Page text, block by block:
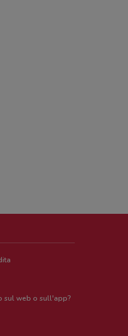
sul web o sull'app?